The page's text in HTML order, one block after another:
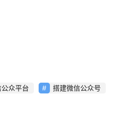
众平台
搭建微信公众号